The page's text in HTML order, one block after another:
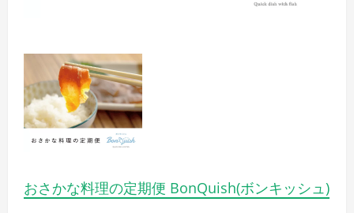
おさかな料理の定期便 BonQuish(ボンキッシュ)